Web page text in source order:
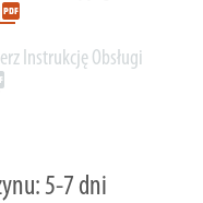
Instrukcję Obsługi
5-7 dni